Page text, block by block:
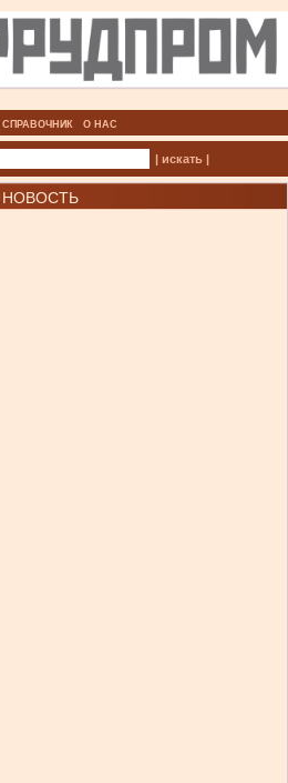
СПРАВОЧНИК О НАС
| искать |
НОВОСТЬ